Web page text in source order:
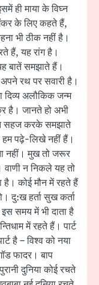
ही माया के विघ्न
के लिए कहते हैं,
भी ठीक नहीं है।
हैं, यह रांग है।
बातें समझाते हैं।
रथ पर सवारी है।
दिव्य अलौकिक जन्म
है। जानते हो अभी
सहज करके समझाते
हम पढ़े-लिखे नहीं हैं।
नहीं। मुख तो जरूर
न निकले यह तो
है। कोई मौन में रहते हैं
दु:ख हर्ता सुख कर्ता
इस समय में भी दाता है
में रहते हैं। पार्ट
है – विश्व को नया
फादर। बाप
दुनिया कोई रचते